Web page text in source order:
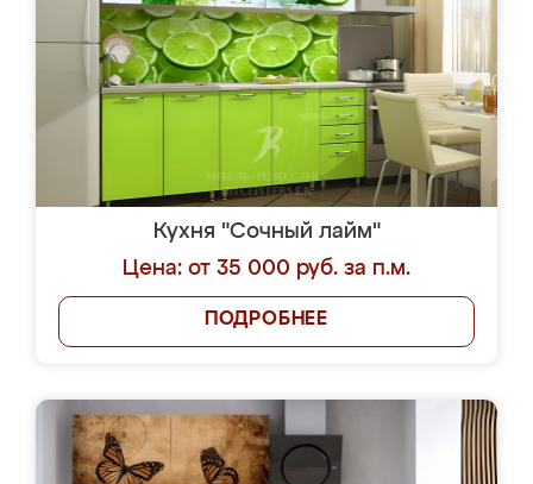
Кухня "Сочный лайм"
Цена: от 35 000 руб. за п.м.
ПОДРОБНЕЕ